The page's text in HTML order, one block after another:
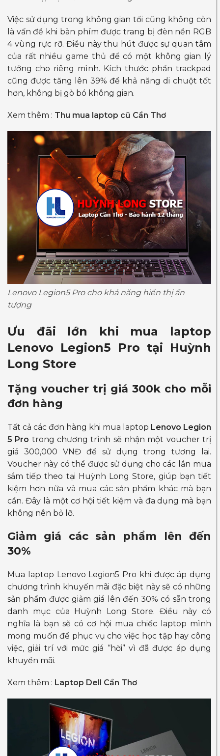
Việc sử dụng trong không gian tối cũng không còn
là vấn đề khi bàn phím được trang bị đèn nền RGB
4 vùng rực rỡ. Điều này thu hút được sự quan tâm
của rất nhiều game thủ để có một không gian lý
tưởng cho riêng mình. Kích thước phần trackpad
cũng được tăng lên 39% để khả năng di chuột tốt
hơn, không bị gò bó không gian.
Xem thêm : Thu mua laptop cũ Cần Thơ
Lenovo Legion5 Pro cho khả năng hiển thị ấn
tượng
Ưu đãi lớn khi mua laptop
Lenovo Legion5 Pro tại Huỳnh
Long Store
Tặng voucher trị giá 300k cho mỗi
đơn hàng
Tất cả các đơn hàng khi mua laptop Lenovo Legion
5 Pro trong chương trình sẽ nhận một voucher trị
giá 300,000 VNĐ để sử dụng trong tương lai.
Voucher này có thể được sử dụng cho các lần mua
sắm tiếp theo tại Huỳnh Long Store, giúp bạn tiết
kiệm hơn nữa và mua các sản phẩm khác mà bạn
cần. Đây là một cơ hội tiết kiệm và đa dụng mà bạn
không nên bỏ lỡ.
Giảm giá các sản phẩm lên đến
30%
Mua laptop Lenovo Legion5 Pro khi được áp dụng
chương trình khuyến mãi đặc biệt này sẽ có những
sản phẩm được giảm giá lên đến 30% có sẵn trong
danh mục của Huỳnh Long Store. Điều này có
nghĩa là bạn sẽ có cơ hội mua chiếc laptop mình
mong muốn để phục vụ cho việc học tập hay công
việc, giải trí với mức giá “hời” vì đã được áp dụng
khuyến mãi.
Xem thêm : Laptop Dell Cần Thơ